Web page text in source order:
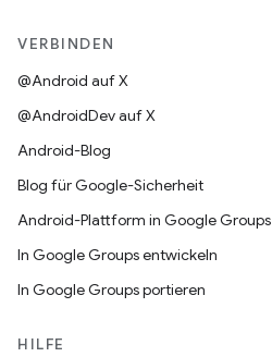
VERBINDEN
@Android auf X
@AndroidDev auf X
Android-Blog
Blog für Google-Sicherheit
Android-Plattform in Google Groups
In Google Groups entwickeln
In Google Groups portieren
HILFE